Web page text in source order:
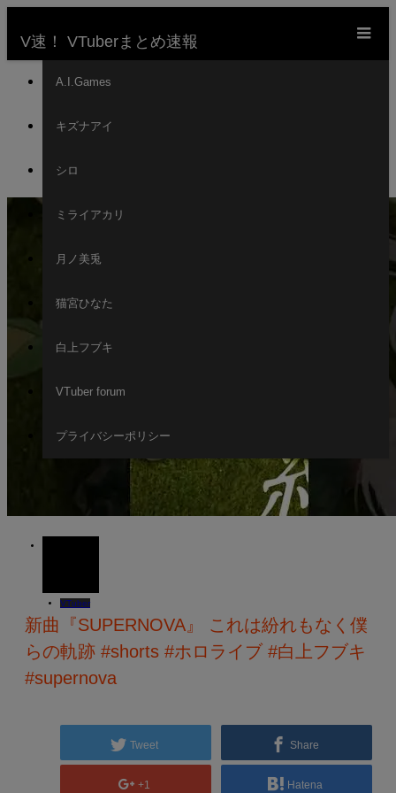
V速！ VTuberまとめ速報
A.I.Games
キズナアイ
シロ
ミライアカリ
月ノ美兎
猫宮ひなた
白上フブキ
VTuber forum
プライバシーポリシー
VTuber
跡 #shorts #ホロライブ #白上フブキ #supernova
VTuber
新曲『SUPERNOVA』 これは紛れもなく僕
らの軌跡 #shorts #ホロライブ #白上フブキ
#supernova
Tweet Share
+1 Hatena